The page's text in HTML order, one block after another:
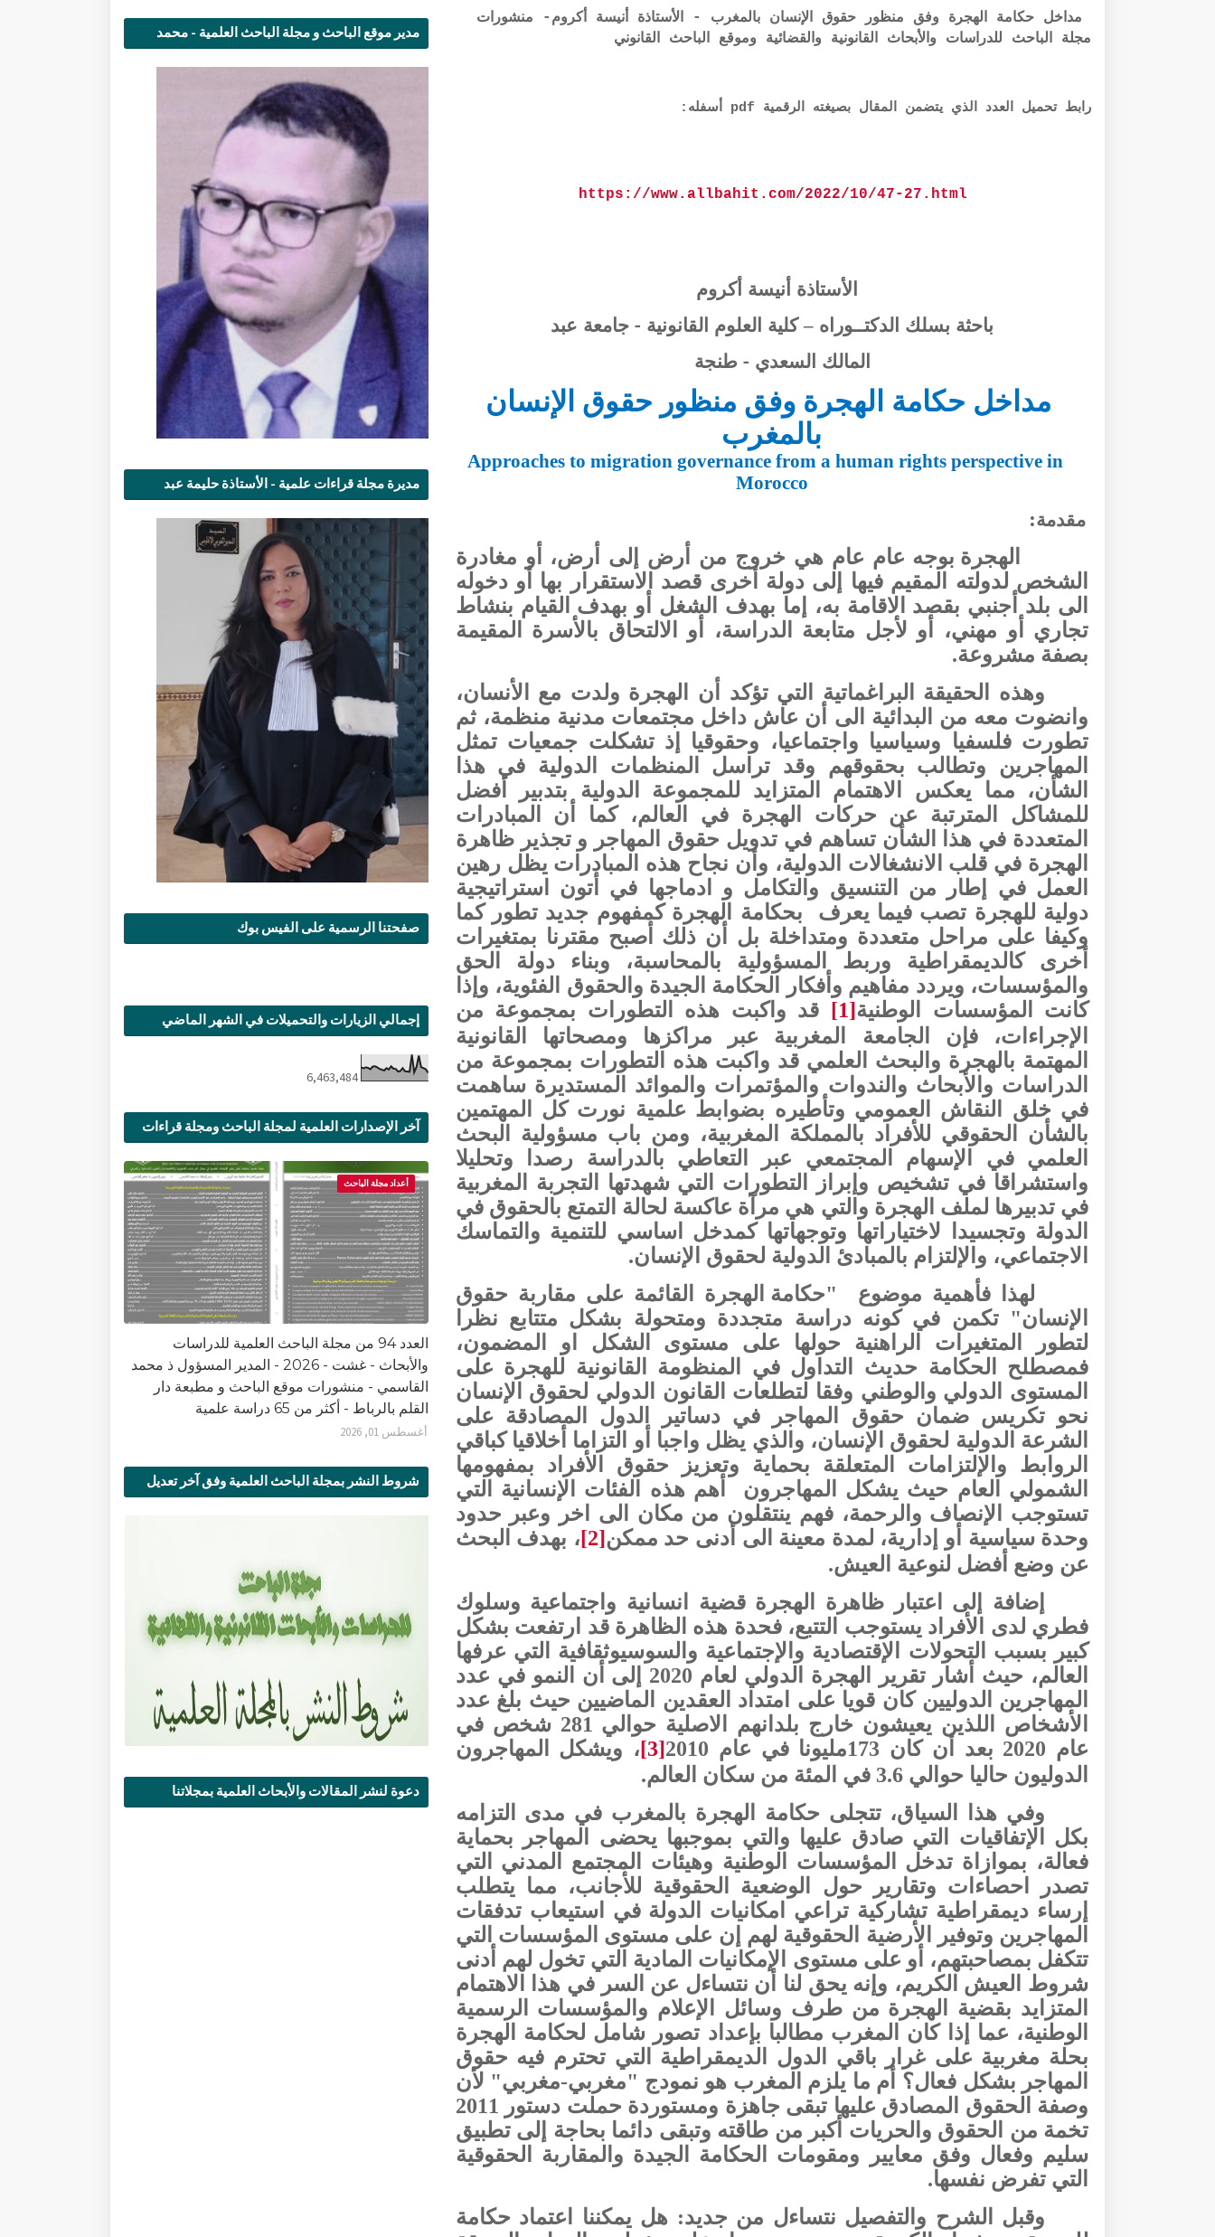
مداخل حكامة الهجرة وفق منظور حقوق الإنسان بالمغرب - الأستاذة أنيسة أكروم- منشورات
مجلة الباحث للدراسات والأبحاث القانونية والقضائية وموقع الباحث القانوني
رابط تحميل العدد الذي يتضمن المقال بصيغته الرقمية pdf أسفله:
https://www.allbahit.com/2022/10/47-27.html
الأستاذة أنيسة أكروم
باحثة بسلك الدكتــوراه– كلية العلوم القانونية - جامعة عبد
المالك السعدي - طنجة
مداخل حكامة الهجرة وفق منظور حقوق الإنسان
بالمغرب
Approaches to migration governance from a human rights perspective in
Morocco
مقدمة:
الهجرة بوجه عام عام هي خروج من أرض إلى أرض، أو مغادرة
الشخص لدولته المقيم فيها إلى دولة أخرى قصد الاستقرار بها أو دخوله
الى بلد أجنبي بقصد الاقامة به، إما بهدف الشغل أو بهدف القيام بنشاط
تجاري أو مهني، أو لأجل متابعة الدراسة، أو الالتحاق بالأسرة المقيمة
بصفة مشروعة.
وهذه الحقيقة البراغماتية التي تؤكد أن الهجرة ولدت مع الأنسان،
وانضوت معه من البدائية الى أن عاش داخل مجتمعات مدنية منظمة، ثم
تطورت فلسفيا وسياسيا واجتماعيا، وحقوقيا إذ تشكلت جمعيات تمثل
المهاجرين وتطالب بحقوقهم وقد تراسل المنظمات الدولية في هذا
الشأن، مما يعكس الاهتمام المتزايد للمجموعة الدولية بتدبير أفضل
للمشاكل المترتبة عن حركات الهجرة في العالم، كما أن المبادرات
المتعددة في هذا الشأن تساهم في تدويل حقوق المهاجر و تجذير ظاهرة
الهجرة في قلب الانشغالات الدولية، وأن نجاح هذه المبادرات يظل رهين
العمل في إطار من التنسيق والتكامل و ادماجها في أتون استراتيجية
دولية للهجرة تصب فيما يعرف
بحكامة الهجرة كمفهوم جديد تطور كما
وكيفا على مراحل متعددة ومتداخلة بل أن ذلك أصبح مقترنا بمتغيرات
أخرى كالديمقراطية وربط المسؤولية بالمحاسبة، وبناء دولة الحق
والمؤسسات، ويردد مفاهيم وأفكار الحكامة الجيدة والحقوق الفئوية، وإذا
كانت المؤسسات الوطنية[1] قد واكبت هذه التطورات بمجموعة من
الإجراءات، فإن الجامعة المغربية عبر مراكزها ومصحاتها القانونية
المهتمة بالهجرة والبحث العلمي قد واكبت هذه التطورات بمجموعة من
الدراسات والأبحاث والندوات والمؤتمرات والموائد المستديرة ساهمت
في خلق النقاش العمومي وتأطيره بضوابط علمية نورت كل المهتمين
بالشأن الحقوقي للأفراد بالمملكة المغربية، ومن باب مسؤولية البحث
العلمي في الإسهام المجتمعي عبر التعاطي بالدراسة رصدا وتحليلا
واستشراقا في تشخيص وإبراز التطورات التي شهدتها التجربة المغربية
في تدبيرها لملف الهجرة والتي هي مرآة عاكسة لحالة التمتع بالحقوق في
الدولة وتجسيدا لاختياراتها وتوجهاتها كمدخل اساسي للتنمية والتماسك
الاجتماعي، والإلتزام بالمبادئ الدولية لحقوق الإنسان.
لهذا فأهمية موضوع
"حكامة الهجرة القائمة على مقاربة حقوق
الإنسان" تكمن في كونه دراسة متجددة ومتحولة بشكل متتابع نظرا
لتطور المتغيرات الراهنية حولها على مستوى الشكل او المضمون،
فمصطلح الحكامة حديث التداول في المنظومة القانونية للهجرة على
المستوى الدولي والوطني وفقا لتطلعات القانون الدولي لحقوق الإنسان
نحو تكريس ضمان حقوق المهاجر في دساتير الدول المصادقة على
الشرعة الدولية لحقوق الإنسان، والذي يظل واجبا أو التزاما أخلاقيا كباقي
الروابط والإلتزامات المتعلقة بحماية وتعزيز حقوق الأفراد بمفهومها
الشمولي العام حيث يشكل المهاجرون
أهم هذه الفئات الإنسانية التي
تستوجب الإنصاف والرحمة، فهم ينتقلون من مكان الى اخر وعبر حدود
وحدة سياسية أو إدارية، لمدة معينة الى أدنى حد ممكن[2]، بهدف البحث
عن وضع أفضل لنوعية العيش.
إضافة إلى اعتبار ظاهرة الهجرة قضية انسانية واجتماعية وسلوك
فطري لدى الأفراد يستوجب التتبع، فحدة هذه الظاهرة قد ارتفعت بشكل
كبير بسبب التحولات الإقتصادية والإجتماعية والسوسيوثقافية التي عرفها
العالم، حيث أشار تقرير الهجرة الدولي لعام 2020 إلى أن النمو في عدد
المهاجرين الدوليين كان قويا على امتداد العقدين الماضيين حيث بلغ عدد
الأشخاص اللذين يعيشون خارج بلدانهم الاصلية حوالي 281 شخص في
عام 2020 بعد أن كان 173مليونا في عام 2010
[3]، ويشكل المهاجرون
الدوليون حاليا حوالي 3.6 في المئة من سكان العالم.
وفي هذا السياق، تتجلى حكامة الهجرة بالمغرب في مدى التزامه
بكل الإتفاقيات التي صادق عليها والتي بموجبها يحضى المهاجر بحماية
فعالة، بموازاة تدخل المؤسسات الوطنية وهيئات المجتمع المدني التي
تصدر احصاءات وتقارير حول الوضعية الحقوقية للأجانب، مما يتطلب
إرساء ديمقراطية تشاركية تراعي امكانيات الدولة في استيعاب تدفقات
المهاجرين وتوفير الأرضية الحقوقية لهم إن على مستوى المؤسسات التي
تتكفل بمصاحبتهم، أو على مستوى الإمكانيات المادية التي تخول لهم أدنى
شروط العيش الكريم، وإنه يحق لنا أن نتساءل عن السر في هذا الاهتمام
المتزايد بقضية الهجرة من طرف وسائل الإعلام والمؤسسات الرسمية
الوطنية، عما إذا كان المغرب مطالبا بإعداد تصور شامل لحكامة الهجرة
بحلة مغربية على غرار باقي الدول الديمقراطية التي تحترم فيه حقوق
المهاجر بشكل فعال؟ أم ما يلزم المغرب هو نمودج "مغربي-مغربي" لأن
وصفة الحقوق المصادق عليها تبقى جاهزة ومستوردة حملت دستور 2011
تخمة من الحقوق والحريات أكبر من طاقته وتبقى دائما بحاجة إلى تطبيق
سليم وفعال وفق معايير ومقومات الحكامة الجيدة والمقاربة الحقوقية
التي تفرض نفسها.
وقبل الشرح والتفصيل نتساءل من جديد: هل يمكننا اعتماد حكامة
مدير موقع الباحث و مجلة الباحث العلمية - محمد
مديرة مجلة قراءات علمية - الأستاذة حليمة عبد
صفحتنا الرسمية على الفيس بوك
إجمالي الزيارات والتحميلات في الشهر الماضي
6,463,484
آخر الإصدارات العلمية لمجلة الباحث ومجلة قراءات
أعداد مجلة الباحث
العدد 94 من مجلة الباحث العلمية للدراسات
والأبحاث - غشت - 2026 - المدير المسؤول ذ محمد
القاسمي - منشورات موقع الباحث و مطبعة دار
القلم بالرباط - أكثر من 65 دراسة علمية
أغسطس 01, 2026
شروط النشر بمجلة الباحث العلمية وفق آخر تعديل
دعوة لنشر المقالات والأبحاث العلمية بمجلاتنا